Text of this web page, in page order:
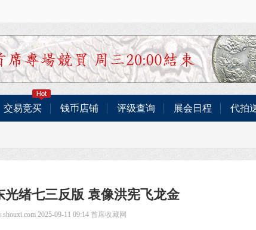
交易竞买 钱币店铺 评级查询 展会日程 代拍
光绪七三反版 袁像洪宪飞龙金
2025-09-11 09:14 首席收藏网